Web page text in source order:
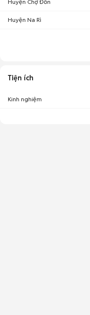
Huyện Chợ Đồn
Huyện Na Rì
Tiện ích
Kinh nghiệm